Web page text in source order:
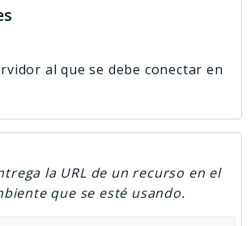
al que se debe conectar en
la URL de un recurso en el
que se esté usando.